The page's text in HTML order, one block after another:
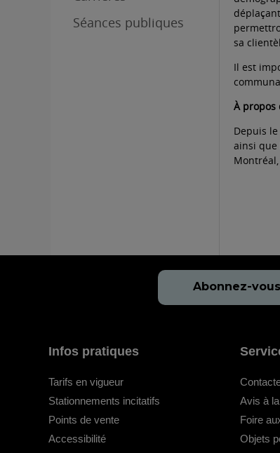
Séances publiques
sa
Il est
À propos
Depuis le
ainsi que
Abonnez-
Infos pratiques
Tarifs en vigueur
Stationnements incitatifs
Points de vente
Accessibilité
Avis à
Foire
Objets